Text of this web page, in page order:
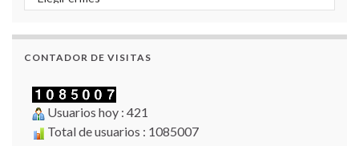
CONTADOR DE VISITAS
Usuarios hoy : 421
Total de usuarios : 1085007